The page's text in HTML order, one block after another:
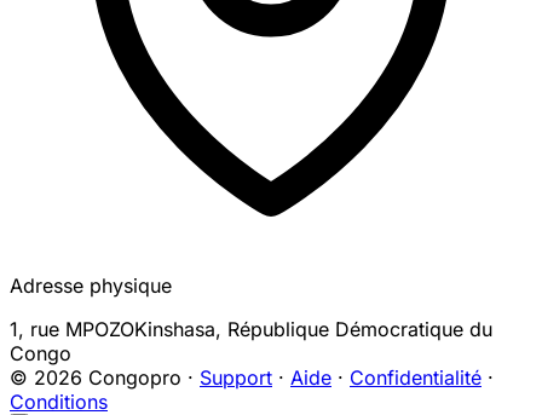
Adresse physique
1, rue MPOZOKinshasa, République Démocratique du
Congo
© 2026 Congopro · Support · Aide · Confidentialité ·
Conditions